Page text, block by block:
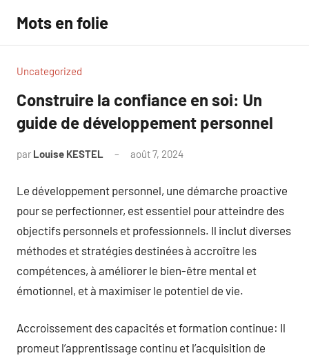
contenu
Mots en folie
Uncategorized
Construire la confiance en soi: Un
guide de développement personnel
par Louise KESTEL août 7, 2024
Le développement personnel, une démarche proactive
pour se perfectionner, est essentiel pour atteindre des
objectifs personnels et professionnels. Il inclut diverses
méthodes et stratégies destinées à accroître les
compétences, à améliorer le bien-être mental et
émotionnel, et à maximiser le potentiel de vie.
Accroissement des capacités et formation continue: Il
promeut l’apprentissage continu et l’acquisition de